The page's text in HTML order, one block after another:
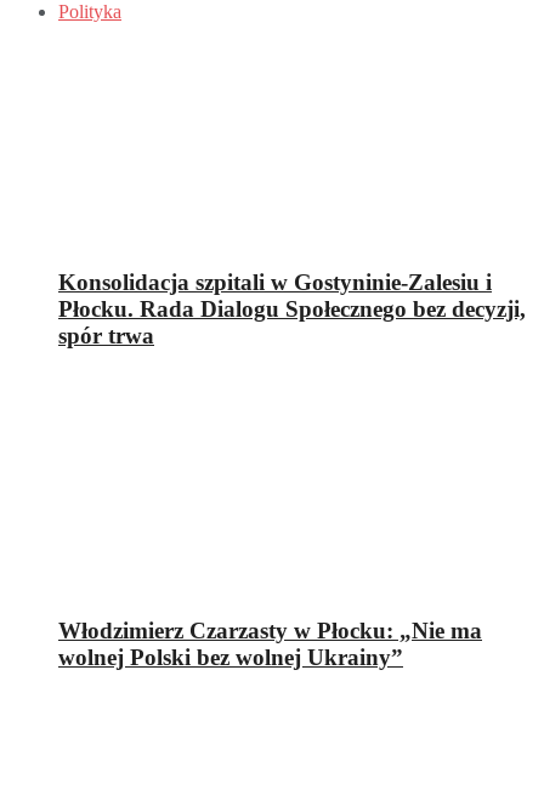
Polityka
Konsolidacja szpitali w Gostyninie-Zalesiu i
Płocku. Rada Dialogu Społecznego bez decyzji,
spór trwa
Włodzimierz Czarzasty w Płocku: „Nie ma
wolnej Polski bez wolnej Ukrainy”